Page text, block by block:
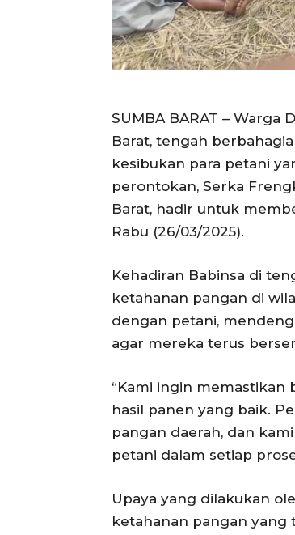
SUMBA BARAT – Warga
Barat, tengah
kesibukan para petani
perontokan, Serka
Barat, hadir untuk
Rabu (26/03/2025).
Kehadiran Babinsa di
ketahanan pangan di
dengan petani,
agar mereka terus
“Kami ingin
hasil panen yang baik.
pangan daerah, dan
petani dalam setiap
Upaya yang dilakukan
ketahanan pangan yang